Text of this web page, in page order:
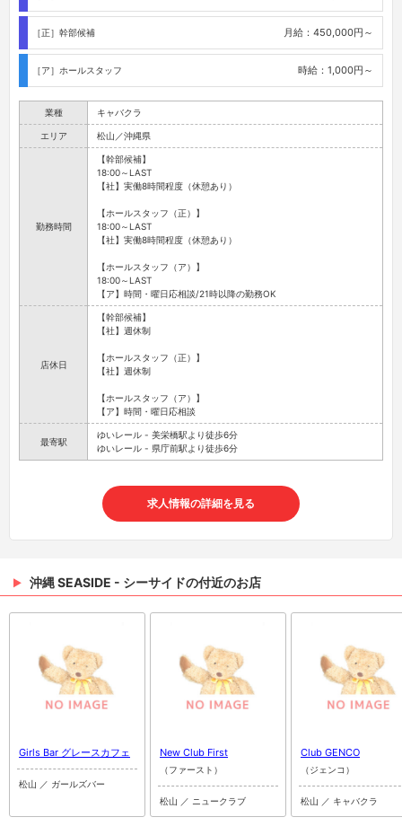
［正］幹部候補 月給：450,000円～
［ア］ホールスタッフ 時給：1,000円～
業種 キャバクラ
エリア 松山／沖縄県
勤務時間
【幹部候補】
18:00～LAST
【社】実働8時間程度（休憩あり）
【ホールスタッフ（正）】
18:00～LAST
【社】実働8時間程度（休憩あり）
【ホールスタッフ（ア）】
18:00～LAST
【ア】時間・曜日応相談/21時以降の勤務OK
店休日
【幹部候補】
【社】週休制
【ホールスタッフ（正）】
【社】週休制
【ホールスタッフ（ア）】
【ア】時間・曜日応相談
最寄駅
ゆいレール - 美栄橋駅より徒歩6分
ゆいレール - 県庁前駅より徒歩6分
求人情報の詳細を見る
沖縄 SEASIDE - シーサイドの付近のお店
Girls Bar グレースカフェ
松山 ／ ガールズバー
New Club First
（ファースト）
松山 ／ ニュークラブ
Club GENCO
（ジェンコ）
松山 ／ キャバクラ